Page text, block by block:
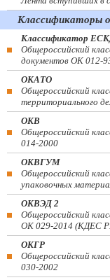
Классификаторы
Классификатор
Общероссийский
документов ОК 012-
ОКАТО
Общероссийский
территориального
ОКВ
Общероссийский
014-2000
ОКВГУМ
Общероссийский
упаковочных
ОКВЭД 2
Общероссийский
ОК 029-2014 (КДЕС
ОКГР
Общероссийский
030-2002